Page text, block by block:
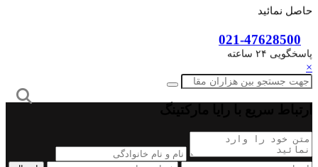
حاصل نمائید
021-47628500
پاسخگویی ۲۴ ساعته
×